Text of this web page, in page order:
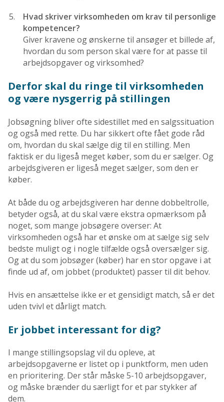
Hvad skriver virksomheden om krav til personlige
kompetencer?
Giver kravene og ønskerne til ansøger et billede af,
hvordan du som person skal være for at passe til
arbejdsopgaver og virksomhed?
Derfor skal du ringe til virksomheden
og være nysgerrig på stillingen
Jobsøgning bliver ofte sidestillet med en salgssituation
og også med rette. Du har sikkert ofte fået gode råd
om, hvordan du skal sælge dig til en stilling. Men
faktisk er du ligeså meget køber, som du er sælger. Og
arbejdsgiveren er ligeså meget sælger, som den er
køber.
At både du og arbejdsgiveren har denne dobbeltrolle,
betyder også, at du skal være ekstra opmærksom på
noget, som mange jobsøgere overser: At
virksomheden også har et ønske om at sælge sig selv
bedste muligt og i nogle tilfælde også oversælger sig.
Og at du som jobsøger (køber) har en stor opgave i at
finde ud af, om jobbet (produktet) passer til dit behov.
Hvis en ansættelse ikke er et gensidigt match, så er det
uden tvivl et dårligt match.
Er jobbet interessant for dig?
I mange stillingsopslag vil du opleve, at
arbejdsopgaverne er listet op i punktform, men uden
en prioritering. Der står måske 5-10 arbejdsopgaver,
og måske brænder du særligt for et par stykker af
dem.